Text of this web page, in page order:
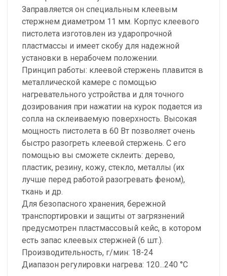
Заправляется он специальным клеевым
стержнем диаметром 11 мм. Корпус клеевого
пистолета изготовлен из ударопрочной
пластмассы и имеет скобу для надежной
установки в нерабочем положении.
Принцип работы: клеевой стержень плавится в
металлической камере с помощью
нагревательного устройства и для точного
дозирования при нажатии на курок подается из
сопла на склеиваемую поверхность. Высокая
мощность пистолета в 60 Вт позволяет очень
быстро разогреть клеевой стержень. С его
помощью вы сможете склеить: дерево,
пластик, резину, кожу, стекло, металлы (их
лучше перед работой разогревать феном),
ткань и др.
Для безопасного хранения, бережной
транспортировки и защиты от загрязнений
предусмотрен пластмассовый кейс, в котором
есть запас клеевых стержней (6 шт.).
Производительность, г/мин: 18-24
Диапазон регулировки нагрева: 120...240 °С